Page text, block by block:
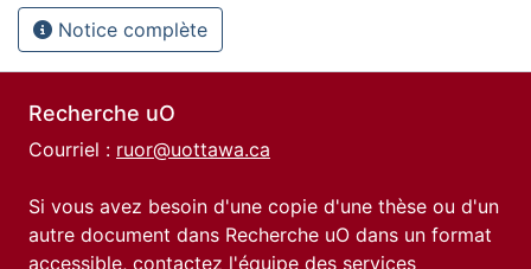
Notice complète
Recherche uO
Courriel : ruor@uottawa.ca
Si vous avez besoin d'une copie d'une thèse ou d'un
autre document dans Recherche uO dans un format
accessible, contactez l'équipe des services